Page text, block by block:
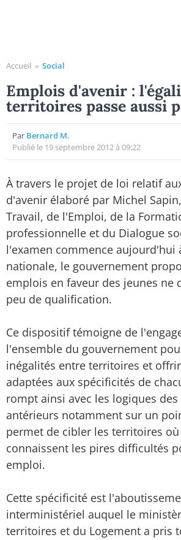
Accueil » Social
Emplois d'avenir :
territoires passe aussi
Par Bernard M.
Publié le 19 septembre 2012 à 09:22
À travers le projet de loi relatif
d'avenir élaboré par Michel
Travail, de l'Emploi, de la
professionnelle et du Dialogue
l'examen commence aujourd'hui
nationale, le gouvernement
emplois en faveur des jeunes ne
peu de qualification.
Ce dispositif témoigne de
l'ensemble du gouvernement
inégalités entre territoires et
adaptées aux spécificités de
rompt ainsi avec les logiques
antérieurs notamment sur un
permet de cibler les territoires
connaissent les pires difficultés
emploi.
Cette spécificité est
interministériel auquel le
territoires et du Logement a pris